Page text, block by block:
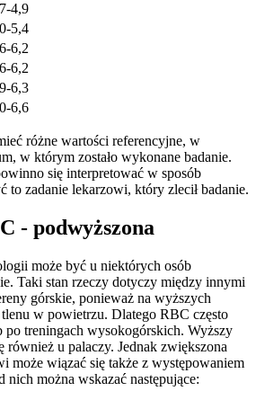
4,9
5,4
6,2
6,2
6,3
6,6
różne wartości referencyjne, w
w którym zostało wykonane badanie.
się interpretować w sposób
to zadanie lekarzowi, który zlecił badanie.
- podwyższona
może być u niektórych osób
Taki stan rzeczy dotyczy między innymi
górskie, ponieważ na wyższych
w powietrzu. Dlatego RBC często
po treningach wysokogórskich. Wyższy
u palaczy. Jednak zwiększona
może wiązać się także z występowaniem
nich można wskazać następujące: